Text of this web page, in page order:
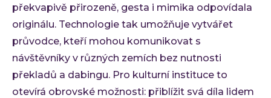
překvapivě přirozeně, gesta i mimika odpovídala
originálu. Technologie tak umožňuje vytvářet
průvodce, kteří mohou komunikovat s
návštěvníky v různých zemích bez nutnosti
překladů a dabingu. Pro kulturní instituce to
otevírá obrovské možnosti: přiblížit svá díla lidem